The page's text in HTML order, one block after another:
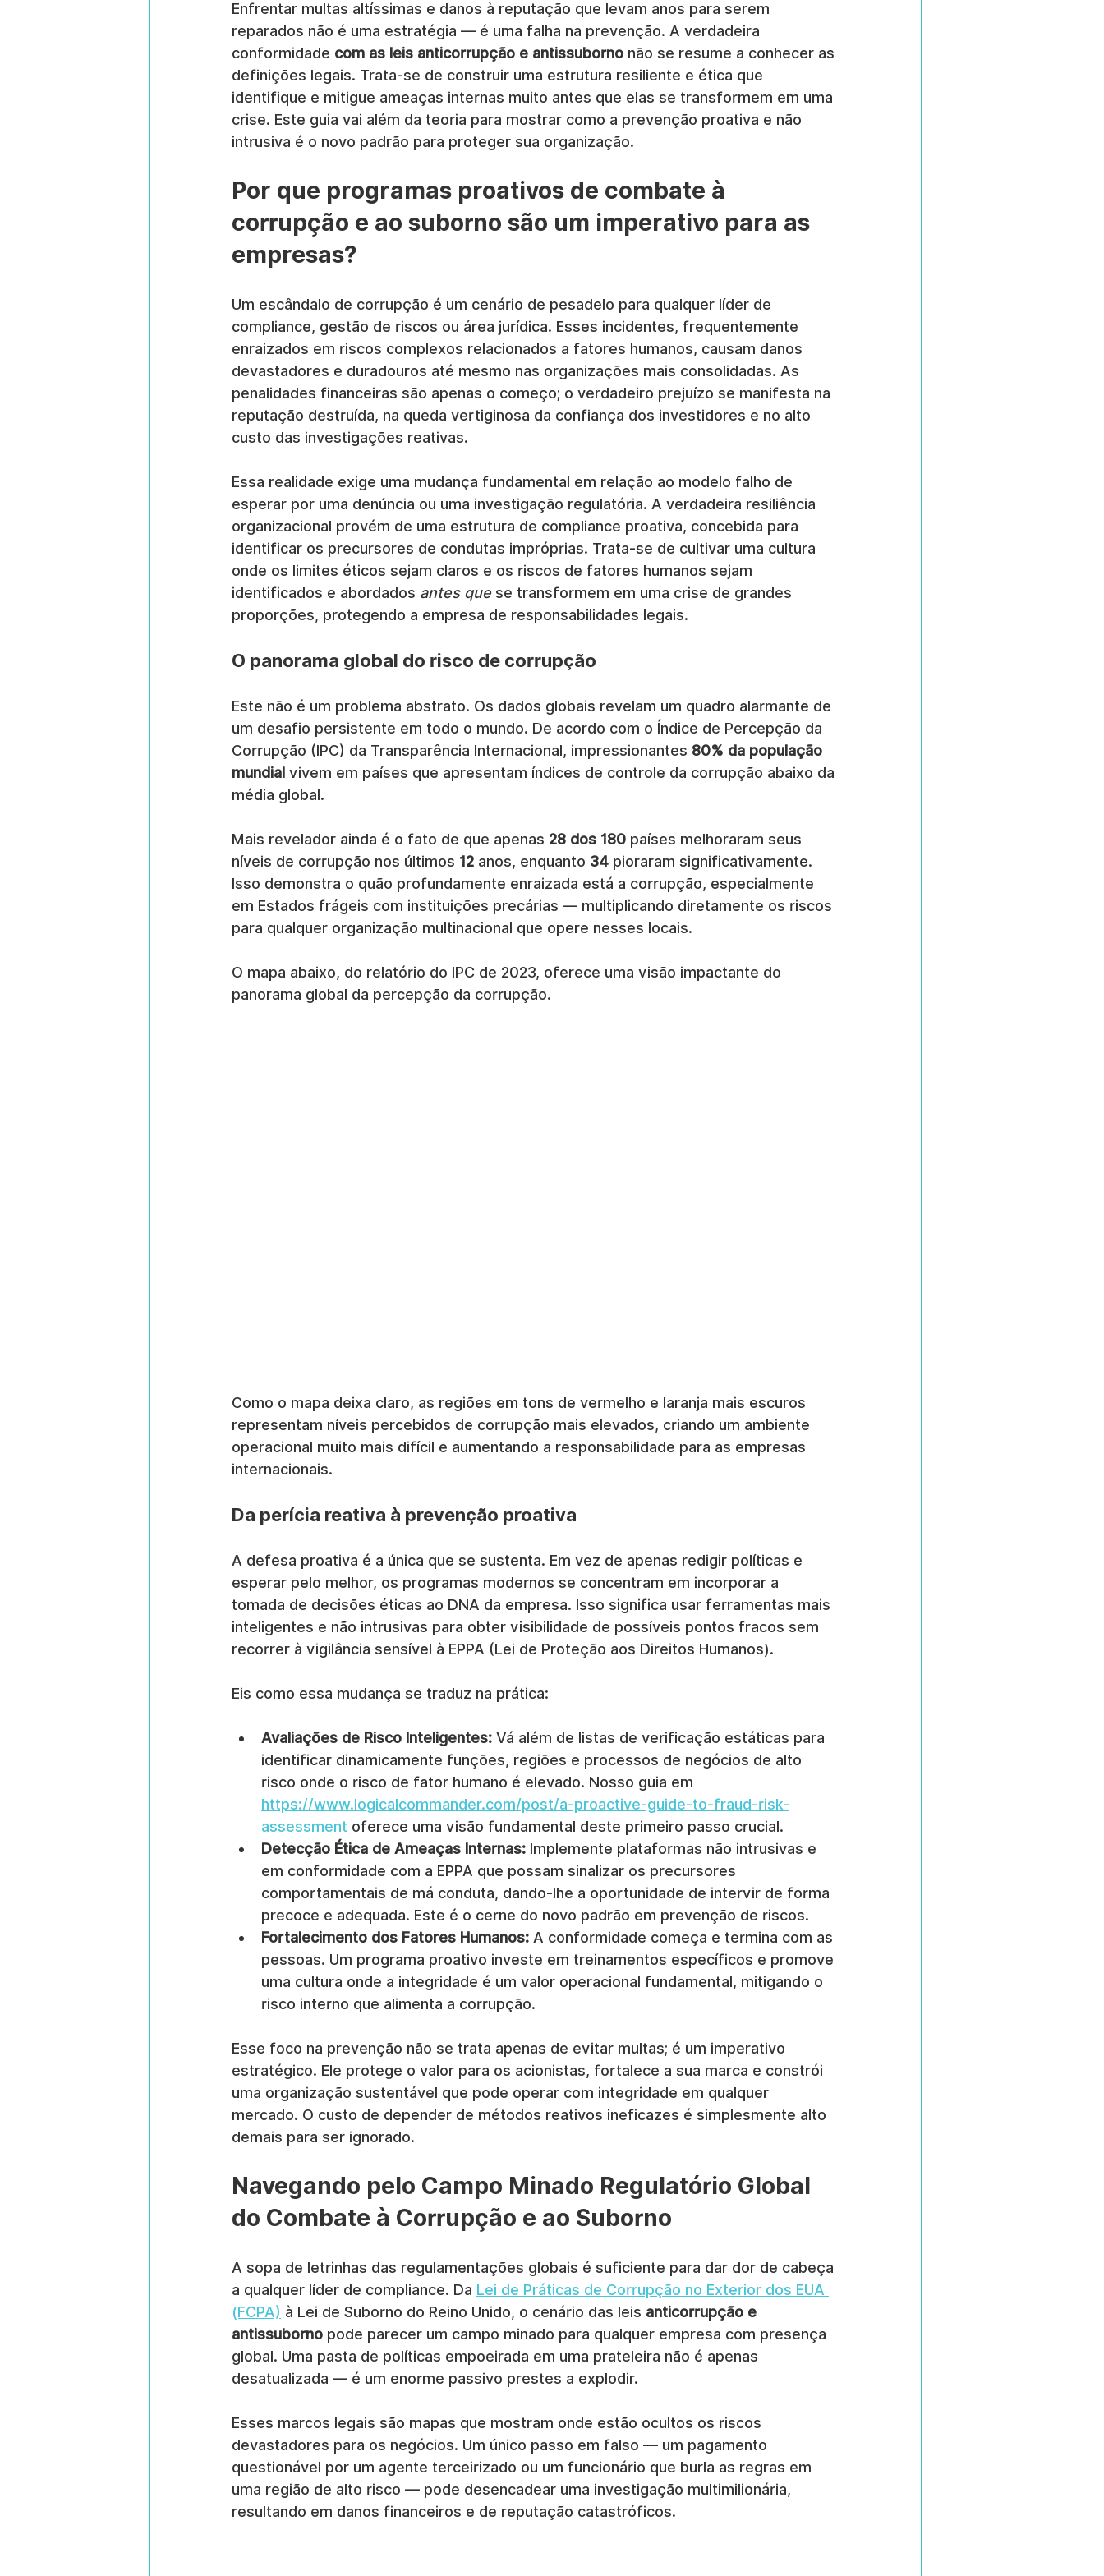
Enfrentar multas altíssimas e danos à reputação que levam anos para serem
reparados não é uma estratégia — é uma falha na prevenção. A verdadeira
conformidade com as leis anticorrupção e antissuborno não se resume a conhecer as
definições legais. Trata-se de construir uma estrutura resiliente e ética que
identifique e mitigue ameaças internas muito antes que elas se transformem em uma
crise. Este guia vai além da teoria para mostrar como a prevenção proativa e não
intrusiva é o novo padrão para proteger sua organização.
Por que programas proativos de combate à
corrupção e ao suborno são um imperativo para as
empresas?
Um escândalo de corrupção é um cenário de pesadelo para qualquer líder de
compliance, gestão de riscos ou área jurídica. Esses incidentes, frequentemente
enraizados em riscos complexos relacionados a fatores humanos, causam danos
devastadores e duradouros até mesmo nas organizações mais consolidadas. As
penalidades financeiras são apenas o começo; o verdadeiro prejuízo se manifesta na
reputação destruída, na queda vertiginosa da confiança dos investidores e no alto
custo das investigações reativas.
Essa realidade exige uma mudança fundamental em relação ao modelo falho de
esperar por uma denúncia ou uma investigação regulatória. A verdadeira resiliência
organizacional provém de uma estrutura de compliance proativa, concebida para
identificar os precursores de condutas impróprias. Trata-se de cultivar uma cultura
onde os limites éticos sejam claros e os riscos de fatores humanos sejam
identificados e abordados antes que se transformem em uma crise de grandes
proporções, protegendo a empresa de responsabilidades legais.
O panorama global do risco de corrupção
Este não é um problema abstrato. Os dados globais revelam um quadro alarmante de
um desafio persistente em todo o mundo. De acordo com o Índice de Percepção da
Corrupção (IPC) da Transparência Internacional, impressionantes 80% da população
mundial vivem em países que apresentam índices de controle da corrupção abaixo da
média global.
Mais revelador ainda é o fato de que apenas 28 dos 180 países melhoraram seus
níveis de corrupção nos últimos 12 anos, enquanto 34 pioraram significativamente.
Isso demonstra o quão profundamente enraizada está a corrupção, especialmente
em Estados frágeis com instituições precárias — multiplicando diretamente os riscos
para qualquer organização multinacional que opere nesses locais.
O mapa abaixo, do relatório do IPC de 2023, oferece uma visão impactante do
panorama global da percepção da corrupção.
Como o mapa deixa claro, as regiões em tons de vermelho e laranja mais escuros
representam níveis percebidos de corrupção mais elevados, criando um ambiente
operacional muito mais difícil e aumentando a responsabilidade para as empresas
internacionais.
Da perícia reativa à prevenção proativa
A defesa proativa é a única que se sustenta. Em vez de apenas redigir políticas e
esperar pelo melhor, os programas modernos se concentram em incorporar a
tomada de decisões éticas ao DNA da empresa. Isso significa usar ferramentas mais
inteligentes e não intrusivas para obter visibilidade de possíveis pontos fracos sem
recorrer à vigilância sensível à EPPA (Lei de Proteção aos Direitos Humanos).
Eis como essa mudança se traduz na prática:
Avaliações de Risco Inteligentes: Vá além de listas de verificação estáticas para
identificar dinamicamente funções, regiões e processos de negócios de alto
risco onde o risco de fator humano é elevado. Nosso guia em
https://www.logicalcommander.com/post/a-proactive-guide-to-fraud-risk-
assessment oferece uma visão fundamental deste primeiro passo crucial.
Detecção Ética de Ameaças Internas: Implemente plataformas não intrusivas e
em conformidade com a EPPA que possam sinalizar os precursores
comportamentais de má conduta, dando-lhe a oportunidade de intervir de forma
precoce e adequada. Este é o cerne do novo padrão em prevenção de riscos.
Fortalecimento dos Fatores Humanos: A conformidade começa e termina com as
pessoas. Um programa proativo investe em treinamentos específicos e promove
uma cultura onde a integridade é um valor operacional fundamental, mitigando o
risco interno que alimenta a corrupção.
Esse foco na prevenção não se trata apenas de evitar multas; é um imperativo
estratégico. Ele protege o valor para os acionistas, fortalece a sua marca e constrói
uma organização sustentável que pode operar com integridade em qualquer
mercado. O custo de depender de métodos reativos ineficazes é simplesmente alto
demais para ser ignorado.
Navegando pelo Campo Minado Regulatório Global
do Combate à Corrupção e ao Suborno
A sopa de letrinhas das regulamentações globais é suficiente para dar dor de cabeça
a qualquer líder de compliance. Da Lei de Práticas de Corrupção no Exterior dos EUA
(FCPA) à Lei de Suborno do Reino Unido, o cenário das leis anticorrupção e
antissuborno pode parecer um campo minado para qualquer empresa com presença
global. Uma pasta de políticas empoeirada em uma prateleira não é apenas
desatualizada — é um enorme passivo prestes a explodir.
Esses marcos legais são mapas que mostram onde estão ocultos os riscos
devastadores para os negócios. Um único passo em falso — um pagamento
questionável por um agente terceirizado ou um funcionário que burla as regras em
uma região de alto risco — pode desencadear uma investigação multimilionária,
resultando em danos financeiros e de reputação catastróficos.